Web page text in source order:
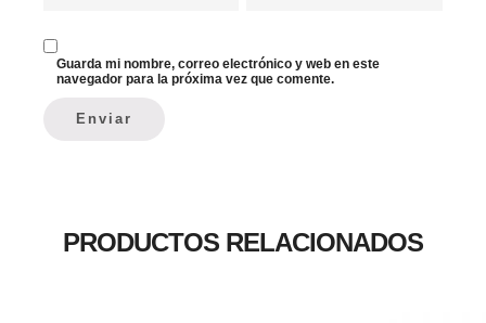
Guarda mi nombre, correo electrónico y web en este
navegador para la próxima vez que comente.
PRODUCTOS RELACIONADOS